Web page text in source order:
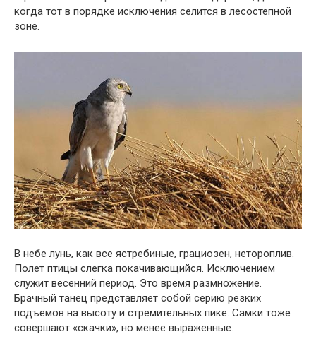
когда тот в порядке исключения селится в лесостепной
зоне.
В небе лунь, как все ястребиные, грациозен, нетороплив.
Полет птицы слегка покачивающийся. Исключением
служит весенний период. Это время размножение.
Брачный танец представляет собой серию резких
подъемов на высоту и стремительных пике. Самки тоже
совершают «скачки», но менее выраженные.